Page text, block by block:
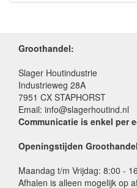
Groothandel:
Slager Houtindustrie
Industrieweg 28A
7951 CX STAPHORST
Email: info@slagerhoutind.nl
Communicatie is enkel per
Openingstijden
Maandag t/m Vrijdag: 8:00 -
Afhalen is alleen mogelijk op